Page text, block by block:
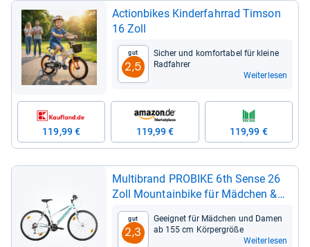
Acti­on­bikes Kin­der­fahr­rad Tim­son
16 Zoll
Gut
2,5
Sicher und kom­for­ta­bel für kleine
Rad­fah­rer
Weiterlesen
119,99 € 119,99 € 119,99 €
Mult­ibrand PRO­BIKE 6th Sense 26
Zoll Moun­tain­bike für Mäd­chen &
Damen
Gut
2,3
Geeig­net für Mäd­chen und Damen
ab 155 cm Kör­per­größe
Weiterlesen